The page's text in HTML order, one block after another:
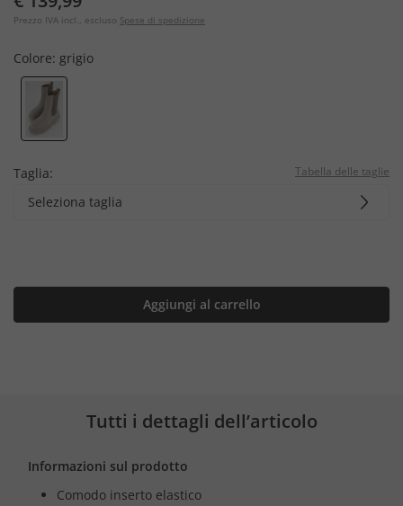
Prezzo IVA incl., escluso Spese di spedizione
Colore: grigio
Taglia: Tabella delle taglie
Seleziona taglia
Aggiungi al carrello
Tutti i dettagli dell’articolo
Informazioni sul prodotto
Comodo inserto elastico